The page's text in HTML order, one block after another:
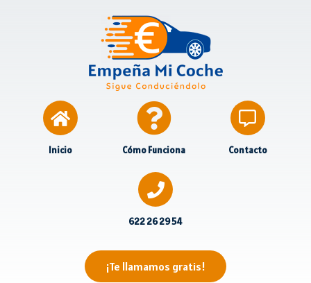
Inicio Cómo Funciona Contacto
622 26 29 54
¡Te llamamos gratis!